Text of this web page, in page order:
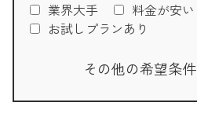
業界大手
料金が安い
お試しプランあり
その他の希望条件